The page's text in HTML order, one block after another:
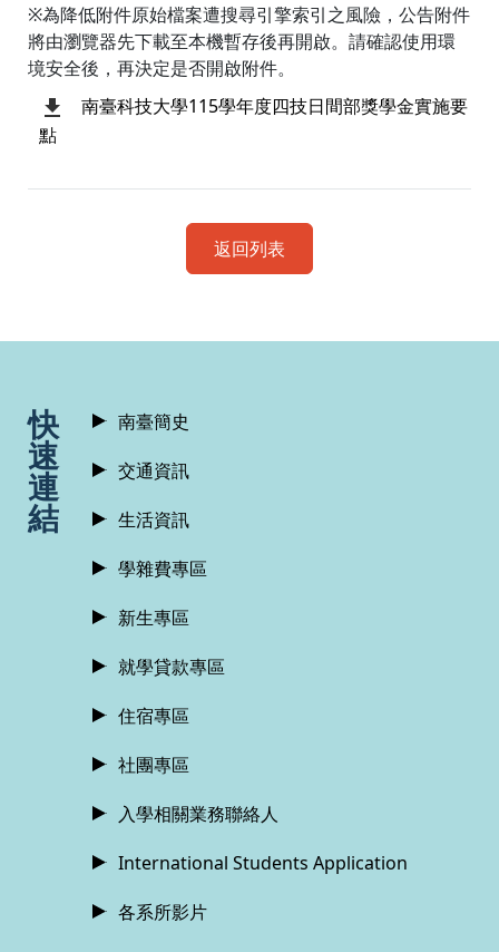
※為降低附件原始檔案遭搜尋引擎索引之風險，公告附件
將由瀏覽器先下載至本機暫存後再開啟。請確認使用環
境安全後，再決定是否開啟附件。
南臺科技大學115學年度四技日間部獎學金實施要
點
返回列表
快
速
連
結
南臺簡史
交通資訊
生活資訊
學雜費專區
新生專區
就學貸款專區
住宿專區
社團專區
入學相關業務聯絡人
International Students Application
各系所影片